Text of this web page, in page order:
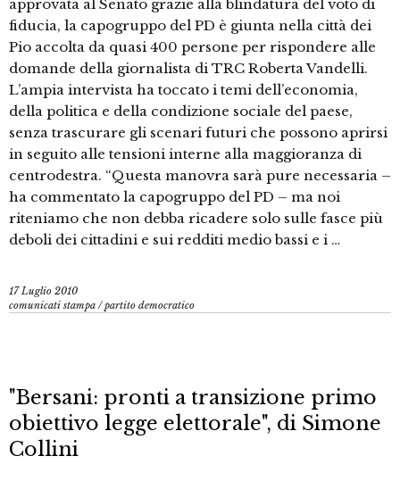
approvata al Senato grazie alla blindatura del voto di
fiducia, la capogruppo del PD è giunta nella città dei
Pio accolta da quasi 400 persone per rispondere alle
domande della giornalista di TRC Roberta Vandelli.
L’ampia intervista ha toccato i temi dell’economia,
della politica e della condizione sociale del paese,
senza trascurare gli scenari futuri che possono aprirsi
in seguito alle tensioni interne alla maggioranza di
centrodestra. “Questa manovra sarà pure necessaria –
ha commentato la capogruppo del PD – ma noi
riteniamo che non debba ricadere solo sulle fasce più
deboli dei cittadini e sui redditi medio bassi e i …
17 Luglio 2010
comunicati stampa /partito democratico
"Bersani: pronti a transizione primo
obiettivo legge elettorale", di Simone
Collini